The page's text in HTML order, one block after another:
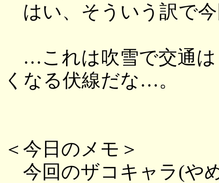
はい、そういう訳で
…これは吹雪で交通は
くなる伏線だな…。
＜今日のメモ＞
今回のザコキャラ(や